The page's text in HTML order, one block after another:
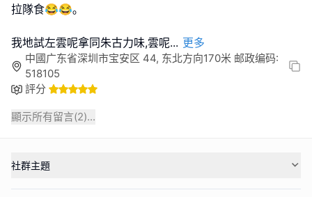
拉隊食😂😂｡
我地試左雲呢拿同朱古力味,雲呢... 更多
中國广东省深圳市宝安区 44, 东北方向170米 邮政编码:
518105
評分
顯示所有留言(2)...
社群主題